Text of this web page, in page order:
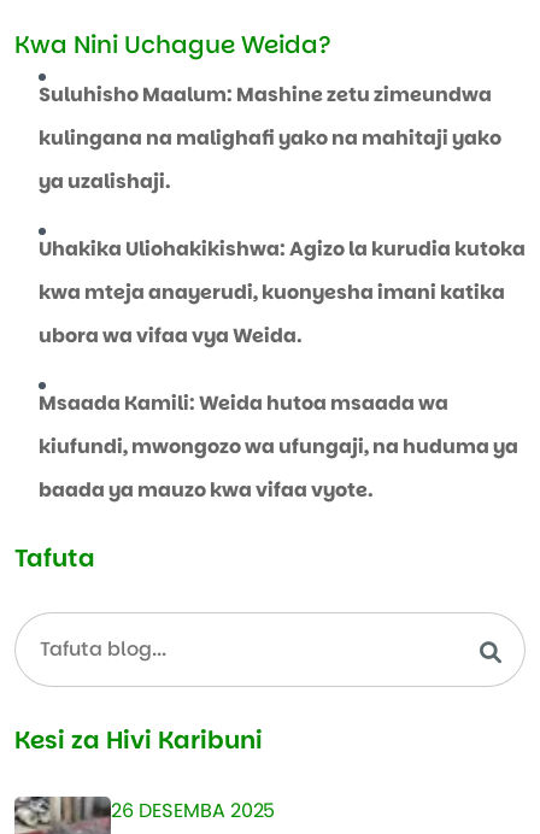
Kwa Nini Uchague Weida?
Suluhisho Maalum: Mashine zetu zimeundwa
kulingana na malighafi yako na mahitaji yako
ya uzalishaji.
Uhakika Uliohakikishwa: Agizo la kurudia kutoka
kwa mteja anayerudi, kuonyesha imani katika
ubora wa vifaa vya Weida.
Msaada Kamili: Weida hutoa msaada wa
kiufundi, mwongozo wa ufungaji, na huduma ya
baada ya mauzo kwa vifaa vyote.
Tafuta
Kesi za Hivi Karibuni
26 DESEMBA 2025